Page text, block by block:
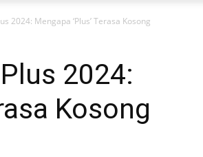
2024: Mengapa ‘Plus’ Terasa Kosong
2024:
Kosong